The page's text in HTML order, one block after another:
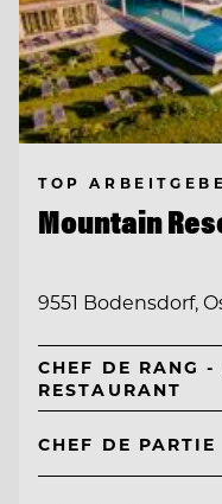
TOP
Mountain
9551 Bodensdorf,
CHEF DE RANG -
RESTAURANT
CHEF DE PARTIE